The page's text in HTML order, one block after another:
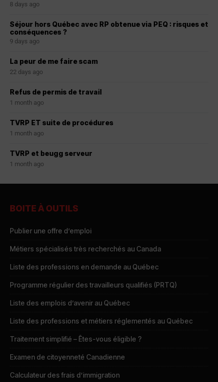
8 days ago
Séjour hors Québec avec RP obtenue via PEQ : risques et
conséquences ?
9 days ago
La peur de me faire scam
22 days ago
Refus de permis de travail
1 month ago
TVRP ET suite de procédures
1 month ago
TVRP et beugg serveur
1 month ago
BOITE À OUTILS
Publier une offre d’emploi
Métiers spécialisés très recherchés au Canada
Liste des professions en demande au Québec
Programme régulier des travailleurs qualifiés (PRTQ)
Liste des emplois d’avenir au Québec
Liste des professions et métiers réglementés au Québec
Traitement simplifié – Êtes-vous éligible ?
Examen de citoyenneté Canadienne
Calculateur des frais d’immigration